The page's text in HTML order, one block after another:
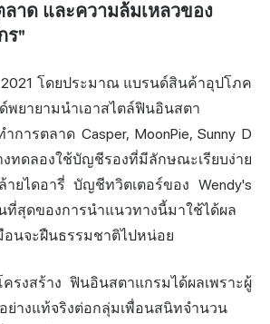
าด และความล้มเหลวของ
ร"
2021 โดยประมาณ แบรนด์สินค้าอุปโภค
ยายามนำเอาสไตล์ฟินอินสตา
การตลาด Casper, MoonPie, Sunny D
ทดลองใช้บัญชีรองที่มีลักษณะเรียบง่าย
ยไดอารี่ บัญชีทวิตเตอร์ของ Wendy's
ที่สุดของการนำแนวทางนี้มาใช้ได้ผล
นจะฝืนธรรมชาติไปหน่อย
ครงสร้าง ฟินอินสตาแกรมได้ผลเพราะผู้
ย่างแท้จริงต่อกลุ่มเพื่อนสนิทจำนวน